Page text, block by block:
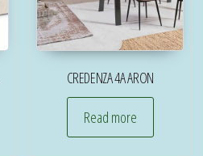
CREDENZA 4A ARON
Read more